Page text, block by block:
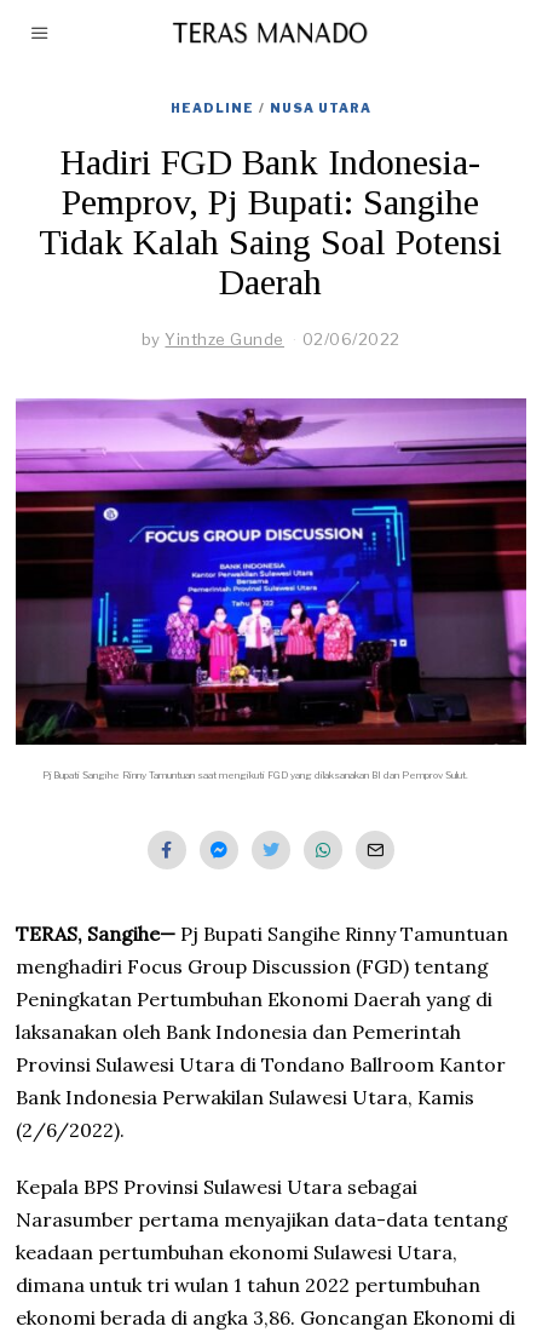
HEADLINE / NUSA UTARA
Hadiri FGD Bank Indonesia-
Pemprov, Pj Bupati: Sangihe
Tidak Kalah Saing Soal Potensi
Daerah
by Yinthze Gunde 02/06/2022
0
/
2
0
2
2
Pj Bupati Sangihe Rinny Tamuntuan saat mengikuti FGD yang dilaksanakan BI dan Pemprov Sulut.
TERAS, Sangihe— Pj Bupati Sangihe Rinny Tamuntuan
menghadiri Focus Group Discussion (FGD) tentang
Peningkatan Pertumbuhan Ekonomi Daerah yang di
laksanakan oleh Bank Indonesia dan Pemerintah
Provinsi Sulawesi Utara di Tondano Ballroom Kantor
Bank Indonesia Perwakilan Sulawesi Utara, Kamis
(2/6/2022).
Kepala BPS Provinsi Sulawesi Utara sebagai
Narasumber pertama menyajikan data-data tentang
keadaan pertumbuhan ekonomi Sulawesi Utara,
dimana untuk tri wulan 1 tahun 2022 pertumbuhan
ekonomi berada di angka 3,86. Goncangan Ekonomi di